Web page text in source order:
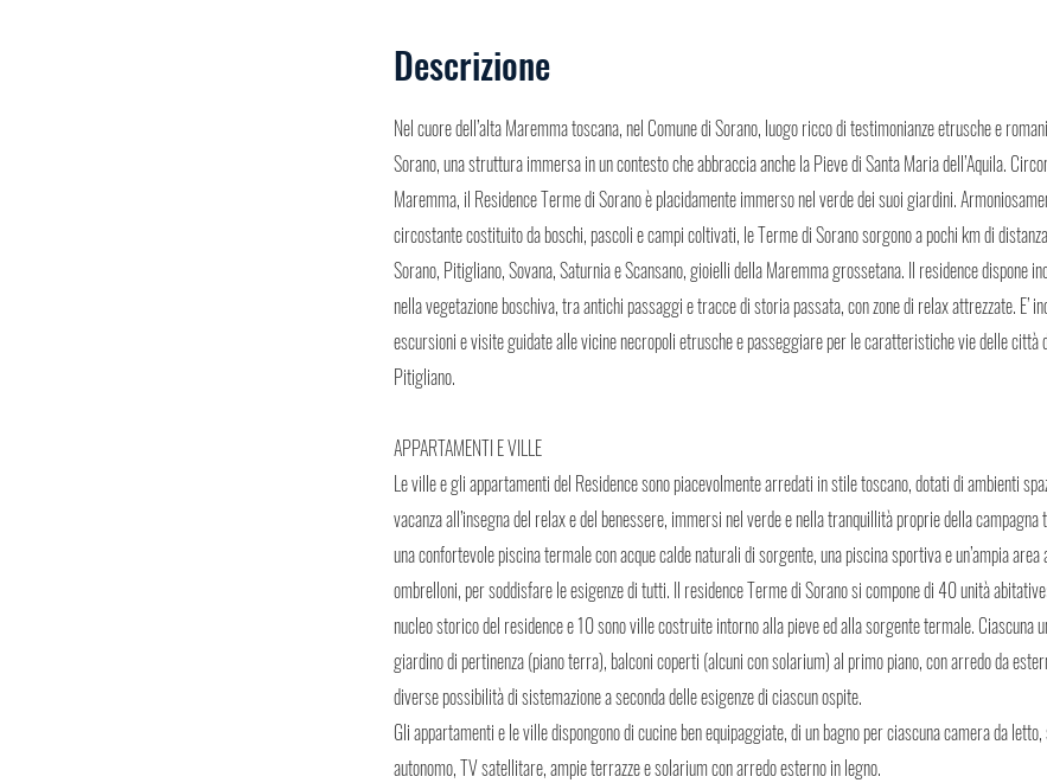
Descrizione
Nel cuore dell’alta Maremma toscana, nel Comune di Sorano, luogo ricco di testimonianze etrusche e
Sorano, una struttura immersa in un contesto che abbraccia anche la Pieve di Santa Maria dell’Aquila.
Maremma, il Residence Terme di Sorano è placidamente immerso nel verde dei suoi giardini.
circostante costituito da boschi, pascoli e campi coltivati, le Terme di Sorano sorgono a pochi km di
Sorano, Pitigliano, Sovana, Saturnia e Scansano, gioielli della Maremma grossetana. Il residence dispone
nella vegetazione boschiva, tra antichi passaggi e tracce di storia passata, con zone di relax attrezzate. E’
escursioni e visite guidate alle vicine necropoli etrusche e passeggiare per le caratteristiche vie delle città
Pitigliano.
APPARTAMENTI E VILLE
Le ville e gli appartamenti del Residence sono piacevolmente arredati in stile toscano, dotati di ambienti
vacanza all’insegna del relax e del benessere, immersi nel verde e nella tranquillità proprie della
una confortevole piscina termale con acque calde naturali di sorgente, una piscina sportiva e un’ampia
ombrelloni, per soddisfare le esigenze di tutti. Il residence Terme di Sorano si compone di 40 unità
nucleo storico del residence e 10 sono ville costruite intorno alla pieve ed alla sorgente termale. Ciascuna
giardino di pertinenza (piano terra), balconi coperti (alcuni con solarium) al primo piano, con arredo da
diverse possibilità di sistemazione a seconda delle esigenze di ciascun ospite.
Gli appartamenti e le ville dispongono di cucine ben equipaggiate, di un bagno per ciascuna camera da
autonomo, TV satellitare, ampie terrazze e solarium con arredo esterno in legno.